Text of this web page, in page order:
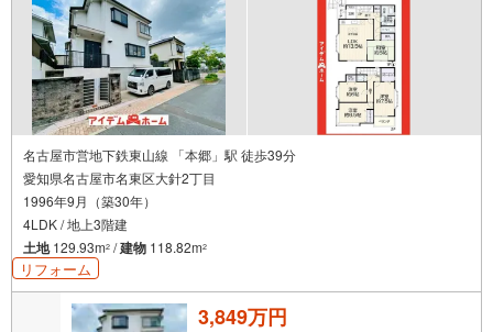
わせください♪
名古屋市営地下鉄東山線 「本郷」駅 徒歩39分
愛知県名古屋市名東区大針2丁目
1996年9月（築30年）
4LDK / 地上3階建
土地129.93m2 /建物 118.82m2
リフォーム
3,849万円